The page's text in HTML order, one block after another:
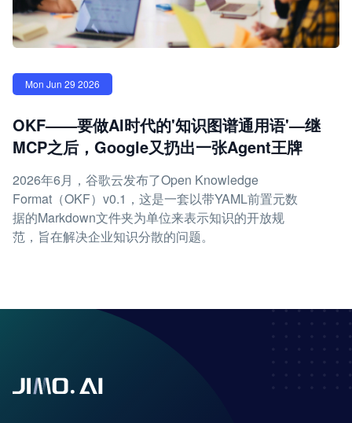
Mon Jun 29 2026
OKF——要做AI时代的'知识图谱通用语'—继
MCP之后，Google又扔出一张Agent王牌
2026年6月，谷歌云发布了Open Knowledge
Format（OKF）v0.1，这是一套以带YAML前置元数
据的Markdown文件夹为单位来表示知识的开放规
范，旨在解决企业知识分散的问题。